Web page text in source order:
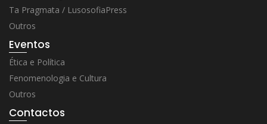
Ta Pragmata / LusosofiaPress
Outros
Eventos
Ética e Política
Fenomenologia e Cultura
Outros
Contactos